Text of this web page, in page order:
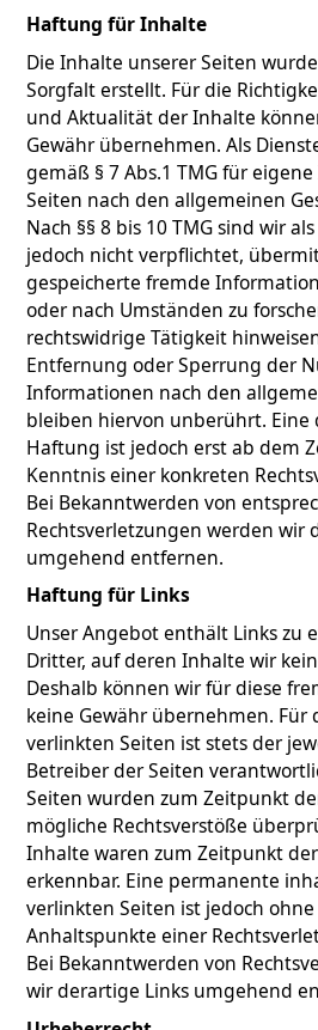
Haftung für Inhalte
Die Inhalte unserer Seiten
Sorgfalt erstellt. Für die
und Aktualität der Inhalte
Gewähr übernehmen. Als
gemäß § 7 Abs.1 TMG für
Seiten nach den allgemeinen
Nach §§ 8 bis 10 TMG sind wir
jedoch nicht verpflichtet,
gespeicherte fremde
oder nach Umständen zu
rechtswidrige Tätigkeit
Entfernung oder Sperrung der
Informationen nach den
bleiben hiervon unberührt. Eine
Haftung ist jedoch erst ab dem
Kenntnis einer konkreten
Bei Bekanntwerden von
Rechtsverletzungen werden wir
umgehend entfernen.
Haftung für Links
Unser Angebot enthält Links zu
Dritter, auf deren Inhalte wir
Deshalb können wir für diese
keine Gewähr übernehmen. Für
verlinkten Seiten ist stets der
Betreiber der Seiten
Seiten wurden zum Zeitpunkt
mögliche Rechtsverstöße
Inhalte waren zum Zeitpunkt
erkennbar. Eine permanente
verlinkten Seiten ist jedoch
Anhaltspunkte einer
Bei Bekanntwerden von
wir derartige Links umgehend